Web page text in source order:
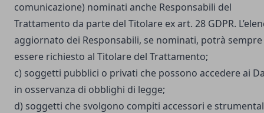
comunicazione) nominati anche Responsabili del
Trattamento da parte del Titolare ex art. 28 GDPR.
aggiornato dei Responsabili, se nominati, potrà sempre
essere richiesto al Titolare del Trattamento;
c) soggetti pubblici o privati che possono accedere ai
in osservanza di obblighi di legge;
d) soggetti che svolgono compiti accessori e